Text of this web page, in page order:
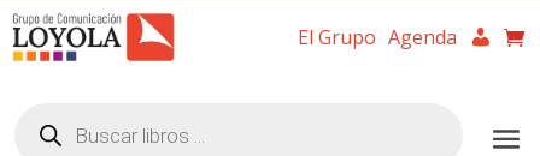
El Grupo Agenda
productos